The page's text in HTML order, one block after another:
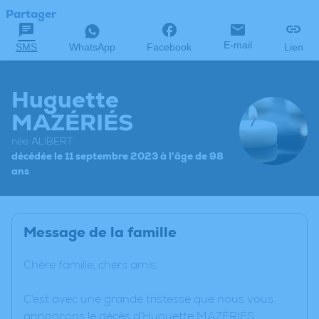
Partager
SMS WhatsApp Facebook E-mail Lien
Huguette
MAZÉRIÉS
née ALIBERT
décédée le 11 septembre 2023 à l'âge de 98
ans
Message de la famille
Chère famille, chers amis,
C’est avec une grande tristesse que nous vous
annonçons le décès d’Huguette MAZÉRIÉS